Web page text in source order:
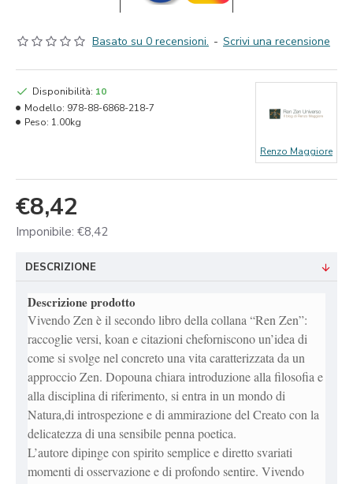
Basato su 0 recensioni. - Scrivi una recensione
€8,42
Imponibile: €8,42
Disponibilità: 10
Modello: 978-88-6868-218-7
Peso: 1.00kg
Renzo Maggiore
DESCRIZIONE
Descrizione prodotto
Vivendo Zen è il secondo libro della collana “Ren Zen”:
raccoglie versi, koan e citazioni cheforniscono un’idea di
come si svolge nel concreto una vita caratterizzata da un
approccio Zen. Dopouna chiara introduzione alla filosofia e
alla disciplina di riferimento, si entra in un mondo di
Natura,di introspezione e di ammirazione del Creato con la
delicatezza di una sensibile penna poetica.
L’autore dipinge con spirito semplice e diretto svariati
momenti di osservazione e di profondo sentire. Vivendo